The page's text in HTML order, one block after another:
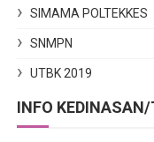
SIMAMA POLTEKKES
SNMPN
UTBK 2019
INFO